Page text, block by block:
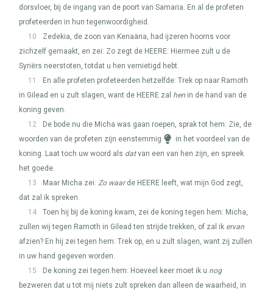
dorsvloer, bij de ingang van de poort van Samaria. En al de profeten
profeteerden in hun tegenwoordigheid.
10
Zedekia, de zoon van Kenaäna, had ijzeren hoorns voor
zichzelf gemaakt, en zei: Zo zegt de HEERE: Hiermee zult u de
Syriërs neerstoten, totdat u hen vernietigd hebt.
11
En alle profeten profeteerden hetzelfde: Trek op naar Ramoth
in Gilead en u zult slagen, want de HEERE zal hen in de hand van de
koning geven.
12
De bode nu die Micha was gaan roepen, sprak tot hem: Zie, de
woorden van de profeten zijn eenstemmig
in het voordeel van de
koning. Laat toch uw woord als datvan een van hen zijn, en spreek
het goede.
13
Maar Micha zei: Zo waarde HEERE leeft, wat mijn God zegt,
dat zal ik spreken.
14
Toen hij bij de koning kwam, zei de koning tegen hem: Micha,
zullen wij tegen Ramoth in Gilead ten strijde trekken, of zal ik ervan
afzien? En hij zei tegen hem: Trek op, en u zult slagen, want zij zullen
in uw hand gegeven worden.
15
De koning zei tegen hem: Hoeveel keer moet ik u nog
bezweren dat u tot mij niets zult spreken dan alleen de waarheid, in